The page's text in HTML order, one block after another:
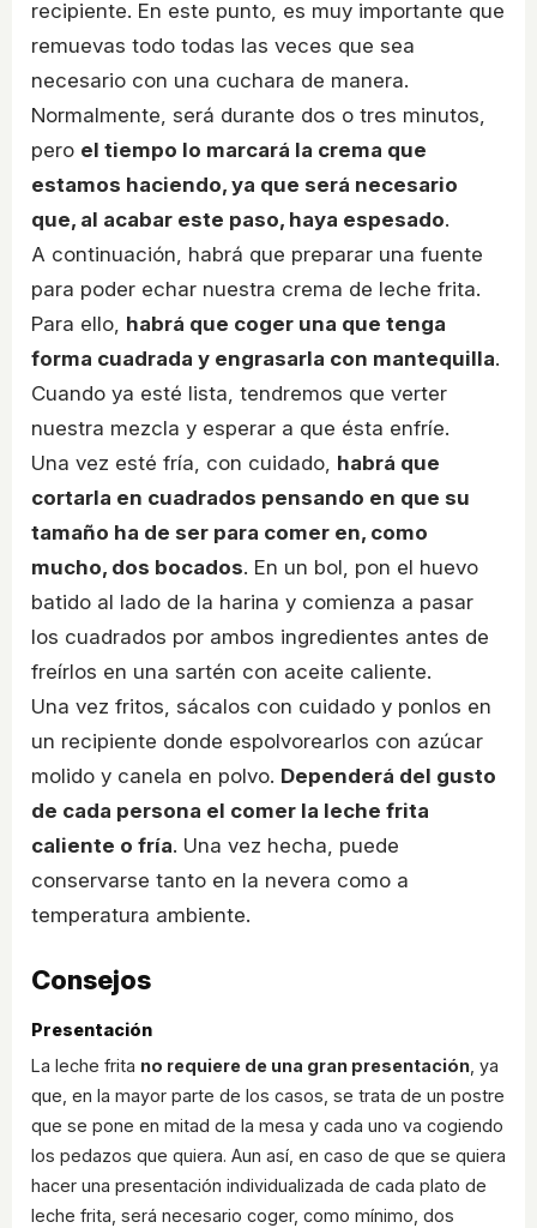
recipiente. En este punto, es muy importante que
remuevas todo todas las veces que sea
necesario con una cuchara de manera.
Normalmente, será durante dos o tres minutos,
pero el tiempo lo marcará la crema que
estamos haciendo, ya que será necesario
que, al acabar este paso, haya espesado.
A continuación, habrá que preparar una fuente
para poder echar nuestra crema de leche frita.
Para ello, habrá que coger una que tenga
forma cuadrada y engrasarla con mantequilla.
Cuando ya esté lista, tendremos que verter
nuestra mezcla y esperar a que ésta enfríe.
Una vez esté fría, con cuidado, habrá que
cortarla en cuadrados pensando en que su
tamaño ha de ser para comer en, como
mucho, dos bocados. En un bol, pon el huevo
batido al lado de la harina y comienza a pasar
los cuadrados por ambos ingredientes antes de
freírlos en una sartén con aceite caliente.
Una vez fritos, sácalos con cuidado y ponlos en
un recipiente donde espolvorearlos con azúcar
molido y canela en polvo. Dependerá del gusto
de cada persona el comer la leche frita
caliente o fría. Una vez hecha, puede
conservarse tanto en la nevera como a
temperatura ambiente.
Consejos
Presentación
La leche frita no requiere de una gran presentación , ya
que, en la mayor parte de los casos, se trata de un postre
que se pone en mitad de la mesa y cada uno va cogiendo
los pedazos que quiera. Aun así, en caso de que se quiera
hacer una presentación individualizada de cada plato de
leche frita, será necesario coger, como mínimo, dos